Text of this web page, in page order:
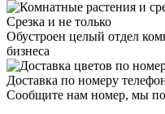
Срезка и не только
Обустроен целый отдел
бизнеса
Доставка по номеру
Сообщите нам номер, мы